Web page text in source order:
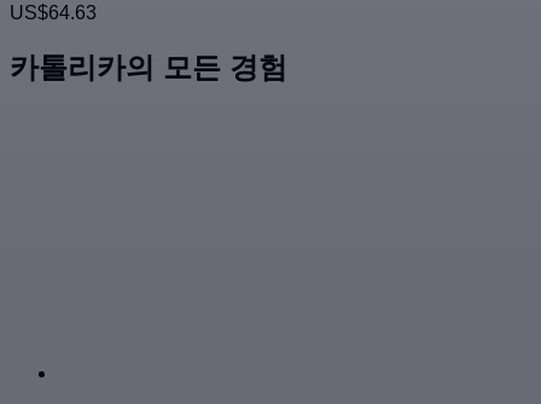
US$64.63
카톨리카의 모든 경험